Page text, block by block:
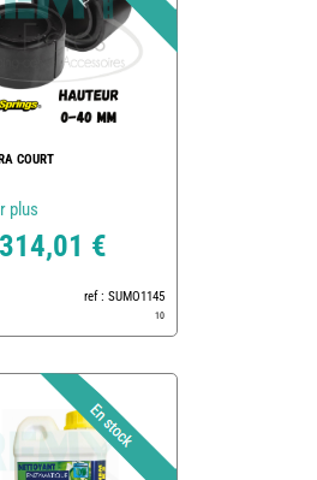
COURT
plus
314,01 €
ref : SUMO1145
10